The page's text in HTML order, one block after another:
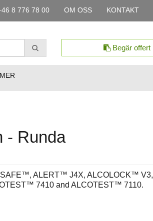
8 776 78 00 OM OSS KONTAKT
Begär offert
- Runda
ALERT™ J4X, ALCOLOCK™ V3,
7410 and ALCOTEST™ 7110.